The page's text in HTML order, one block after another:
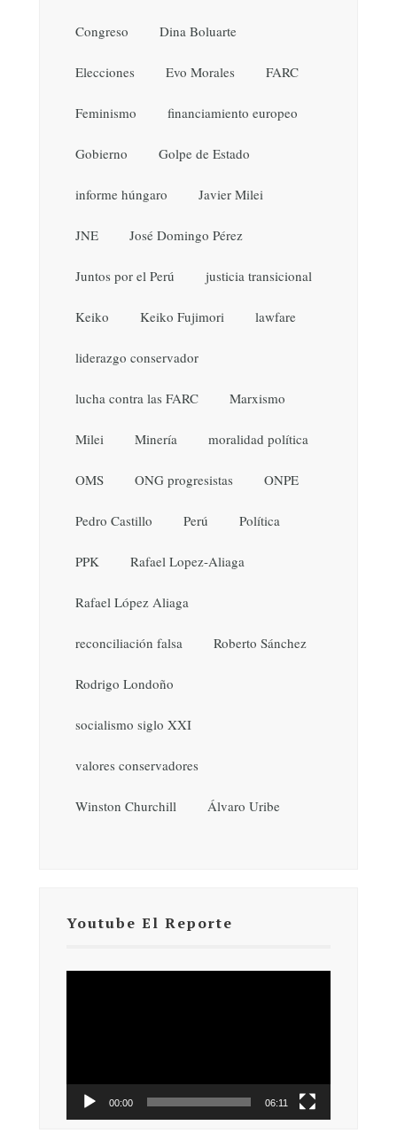
Congreso Dina Boluarte
Elecciones Evo Morales FARC
Feminismo financiamiento europeo
Gobierno Golpe de Estado
informe húngaro Javier Milei
JNE José Domingo Pérez
Juntos por el Perú justicia transicional
Keiko Keiko Fujimori lawfare
liderazgo conservador
lucha contra las FARC Marxismo
Milei Minería moralidad política
OMS ONG progresistas ONPE
Pedro Castillo Perú Política
PPK Rafael Lopez-Aliaga
Rafael López Aliaga
reconciliación falsa Roberto Sánchez
Rodrigo Londoño
socialismo siglo XXI
valores conservadores
Winston Churchill Álvaro Uribe
Youtube El Reporte
00:00 06:11